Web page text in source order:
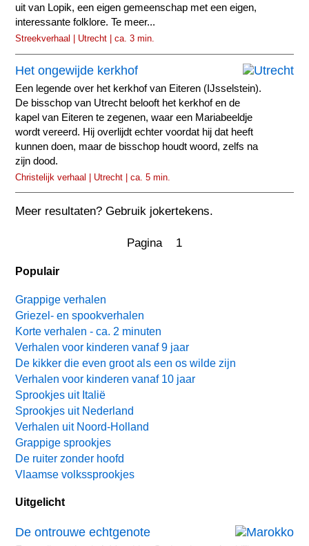
uit van Lopik, een eigen gemeenschap met een eigen,
interessante folklore. Te meer...
Streekverhaal | Utrecht | ca. 3 min.
Het ongewijde kerkhof
Een legende over het kerkhof van Eiteren (IJsselstein).
De bisschop van Utrecht belooft het kerkhof en de
kapel van Eiteren te zegenen, waar een Mariabeeldje
wordt vereerd. Hij overlijdt echter voordat hij dat heeft
kunnen doen, maar de bisschop houdt woord, zelfs na
zijn dood.
Christelijk verhaal | Utrecht | ca. 5 min.
Meer resultaten? Gebruik jokertekens.
Pagina 1
Populair
Grappige verhalen
Griezel- en spookverhalen
Korte verhalen - ca. 2 minuten
Verhalen voor kinderen vanaf 9 jaar
De kikker die even groot als een os wilde zijn
Verhalen voor kinderen vanaf 10 jaar
Sprookjes uit Italië
Sprookjes uit Nederland
Verhalen uit Noord-Holland
Grappige sprookjes
De ruiter zonder hoofd
Vlaamse volkssprookjes
Uitgelicht
De ontrouwe echtgenote